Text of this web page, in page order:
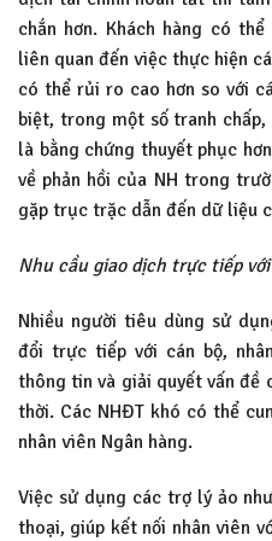
chắn hơn. Khách hàng có
liên quan đến việc thực hiện
có thể rủi ro cao hơn so với
biệt, trong một số tranh
là bằng chứng thuyết phục
về phản hồi của NH trong
gặp trục trặc dẫn đến dữ liệu
Nhu cầu giao dịch trực tiếp
Nhiều người tiêu dùng sử
đổi trực tiếp với cán bộ,
thông tin và giải quyết vấn đề
thời. Các NHĐT khó có thể
nhân viên Ngân hàng.
Việc sử dụng các trợ lý ảo
thoại, giúp kết nối nhân viên